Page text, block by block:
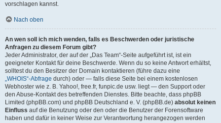
vorschlagen kannst.
Nach oben
An wen soll ich mich wenden, falls es Beschwerden oder juristische
Anfragen zu diesem Forum gibt?
Jeder Administrator, der auf der „Das Team“-Seite aufgeführt ist, ist ein
geeigneter Kontakt für deine Beschwerde. Wenn du so keine Antwort erhältst,
solltest du den Besitzer der Domain kontaktieren (führe dazu eine
„WHOIS“-Abfrage durch) oder — falls diese Seite bei einem kostenlosen
Webhoster wie z. B. Yahoo!, free.fr, funpic.de usw. liegt — den Support oder
den Abuse-Kontakt des betreffenden Dienstes. Bitte beachte, dass phpBB
Limited (phpBB.com) und phpBB Deutschland e. V. (phpBB.de) absolut keinen
Einfluss auf die Benutzung oder den oder die Benutzer der Forensoftware
haben und dafür in keiner Weise zur Verantwortung herangezogen werden